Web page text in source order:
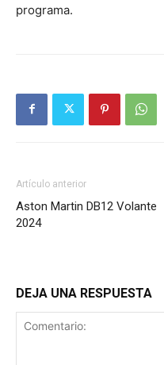
programa.
Artículo anterior
Aston Martin DB12 Volante
2024
DEJA UNA RESPUESTA